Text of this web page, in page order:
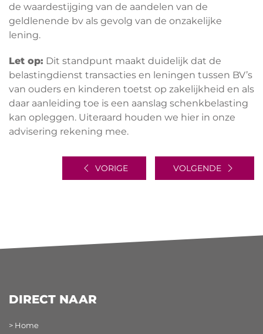
de waardestijging van de aandelen van de
geldlenende bv als gevolg van de onzakelijke
lening.
Let op: Dit standpunt maakt duidelijk dat de
belastingdienst transacties en leningen tussen BV’s
van ouders en kinderen toetst op zakelijkheid en als
daar aanleiding toe is een aanslag schenkbelasting
kan opleggen. Uiteraard houden we hier in onze
advisering rekening mee.
VORIGE VOLGENDE
DIRECT NAAR
> Home